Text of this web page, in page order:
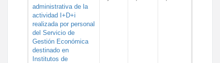
administrativa de la
actividad I+D+i
realizada por personal
del Servicio de
Gestión Económica
destinado en
Institutos de